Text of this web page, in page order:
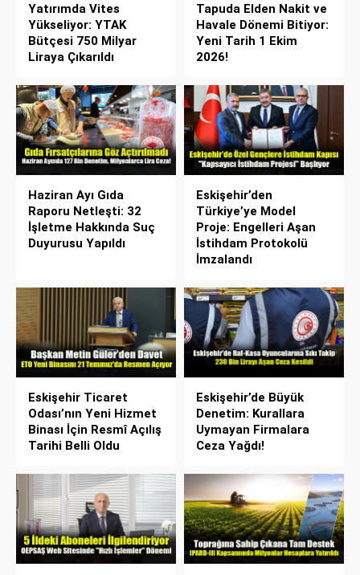
Yatırımda Vites
Yükseliyor: YTAK
Bütçesi 750 Milyar
Liraya Çıkarıldı
Tapuda Elden Nakit ve
Havale Dönemi Bitiyor:
Yeni Tarih 1 Ekim
2026!
Haziran Ayı Gıda
Raporu Netleşti: 32
İşletme Hakkında Suç
Duyurusu Yapıldı
Eskişehir’den
Türkiye’ye Model
Proje: Engelleri Aşan
İstihdam Protokolü
İmzalandı
Eskişehir Ticaret
Odası’nın Yeni Hizmet
Binası İçin Resmî Açılış
Tarihi Belli Oldu
Eskişehir’de Büyük
Denetim: Kurallara
Uymayan Firmalara
Ceza Yağdı!